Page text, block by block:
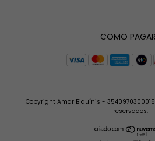
COMO
Copyright Amar Biquínis -
reservados.